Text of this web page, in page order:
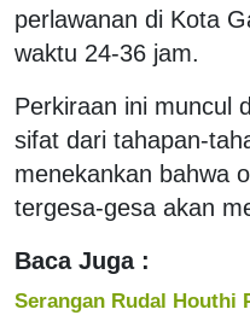
perlawanan di Kota
waktu 24-36 jam.
Perkiraan ini muncul
sifat dari tahapan-
menekankan bahwa
tergesa-gesa akan
Baca Juga :
Serangan Rudal Houthi